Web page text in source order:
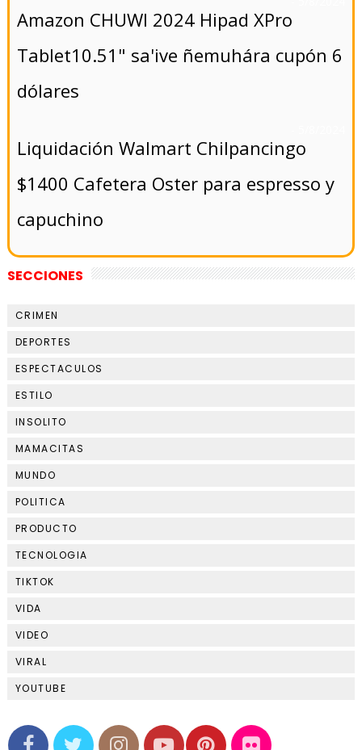
Amazon CHUWI 2024 Hipad XPro
Tablet10.51" sa'ive ñemuhára cupón 6
dólares
Liquidación Walmart Chilpancingo
$1400 Cafetera Oster para espresso y
capuchino
SECCIONES
CRIMEN
DEPORTES
ESPECTACULOS
ESTILO
INSOLITO
MAMACITAS
MUNDO
POLITICA
PRODUCTO
TECNOLOGIA
TIKTOK
VIDA
VIDEO
VIRAL
YOUTUBE